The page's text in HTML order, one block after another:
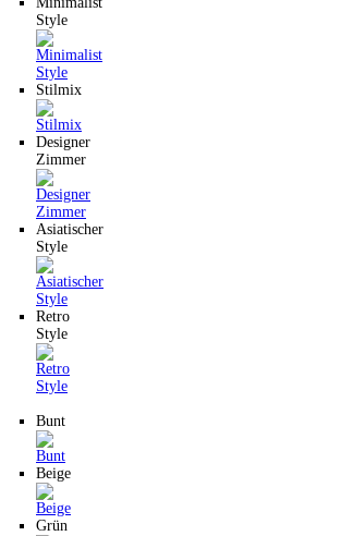
Style
Stilmix
Designer
Zimmer
Asiatischer
Style
Retro
Style
Bunt
Beige
Grün